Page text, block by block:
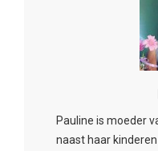
Pauline is moeder
naast haar